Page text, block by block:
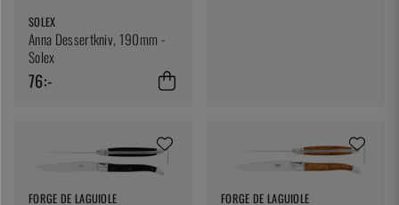
SOLEX
Anna Dessertkniv, 190mm -
Solex
76:-
FORGE DE LAGUIOLE FORGE DE LAGUIOLE